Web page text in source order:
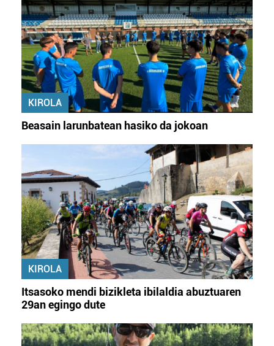
KIROLA
Beasain larunbatean hasiko da jokoan
KIROLA
Itsasoko mendi bizikleta ibilaldia abuztuaren
29an egingo dute